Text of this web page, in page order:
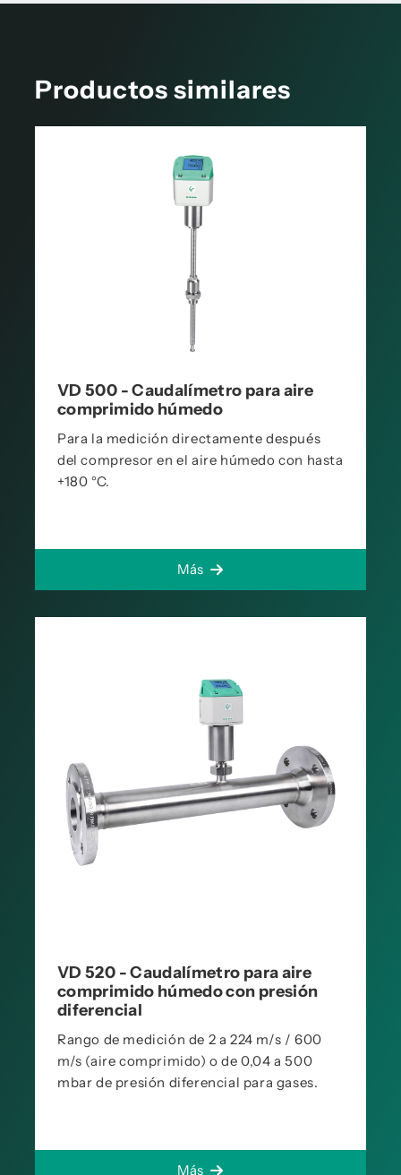
Productos similares
VD 500 - Caudalímetro para aire
comprimido húmedo
Para la medición directamente después
del compresor en el aire húmedo con hasta
+180 °C.
Más
VD 520 - Caudalímetro para aire
comprimido húmedo con presión
diferencial
Rango de medición de 2 a 224 m/s / 600
m/s (aire comprimido) o de 0,04 a 500
mbar de presión diferencial para gases.
Más